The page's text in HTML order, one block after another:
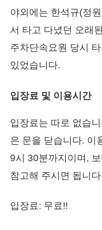
야외에는 한석규(정
서 타고 다녔던 오래
주차단속요원 당시
있었습니다.
입장료 및 이용시간
입장료는 따로 없습
은 문을 닫습니다. 이
9시 30분까지이며,
참고해 주시면 됩니
입장료: 무료!!